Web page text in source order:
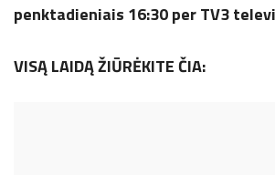
penktadieniais 16:30 per TV3
VISĄ LAIDĄ ŽIŪRĖKITE ČIA: